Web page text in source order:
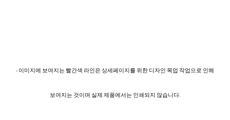
- 이미지에 보여지는 빨간색 라인은 상세페이지를 위한 디자인 목업 작업으로 인해
보여지는 것이며 실제 제품에서는 인쇄되지 않습니다.